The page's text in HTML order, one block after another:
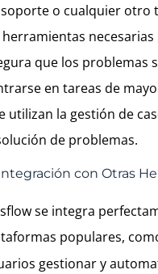
o cualquier otro
herramientas
que los problemas
en tareas de
utilizan la gestión de
de problemas.
con Otras
se integra
populares,
gestionar y